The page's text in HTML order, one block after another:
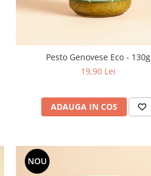
Pesto Genovese Eco - 130g
19,90 Lei
ADAUGA IN COS
NOU